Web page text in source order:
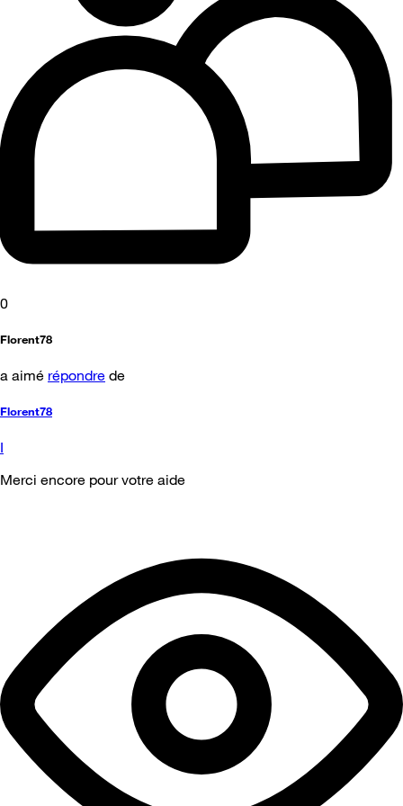
0
Florent78
a aimé répondre de
Florent78
I
Merci encore pour votre aide